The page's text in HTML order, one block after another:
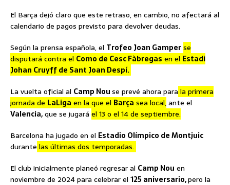
El Barça dejó claro que este retraso, en cambio, no afectará al
calendario de pagos previsto para devolver deudas.
Según la prensa española, el Trofeo Joan Gamperse
disputará contra el Como de Cesc Fàbregas en el Estadi
Johan Cruyff de Sant Joan Despí.
La vuelta oficial al Camp Nouse prevé ahora para la primera
jornada de LaLiga en la que el Barça sea local,ante el
Valencia,que se jugará el 13 o el 14 de septiembre.
Barcelona ha jugado en el Estadio Olímpico de Montjuic
durante las últimas dos temporadas.
El club inicialmente planeó regresar al Camp Nou en
noviembre de 2024 para celebrar el 125 aniversario,pero la